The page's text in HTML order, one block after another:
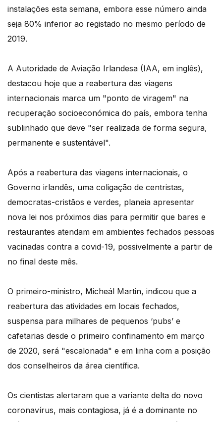
instalações esta semana, embora esse número ainda
seja 80% inferior ao registado no mesmo período de
2019.
A Autoridade de Aviação Irlandesa (IAA, em inglês),
destacou hoje que a reabertura das viagens
internacionais marca um "ponto de viragem" na
recuperação socioeconómica do país, embora tenha
sublinhado que deve "ser realizada de forma segura,
permanente e sustentável".
Após a reabertura das viagens internacionais, o
Governo irlandês, uma coligação de centristas,
democratas-cristãos e verdes, planeia apresentar
nova lei nos próximos dias para permitir que bares e
restaurantes atendam em ambientes fechados pessoas
vacinadas contra a covid-19, possivelmente a partir de
no final deste mês.
O primeiro-ministro, Micheál Martin, indicou que a
reabertura das atividades em locais fechados,
suspensa para milhares de pequenos ‘pubs’ e
cafetarias desde o primeiro confinamento em março
de 2020, será "escalonada" e em linha com a posição
dos conselheiros da área científica.
Os cientistas alertaram que a variante delta do novo
coronavírus, mais contagiosa, já é a dominante no